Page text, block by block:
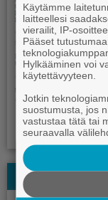
Kauhajoki-lehden
Käytämme
laitteellesi
vierailit, IP-
Pääset
Hylkääminen voi
käytettävyyteen.
Jotkin
suostumusta, jos
vastustaa tätä tai
seuraavalla